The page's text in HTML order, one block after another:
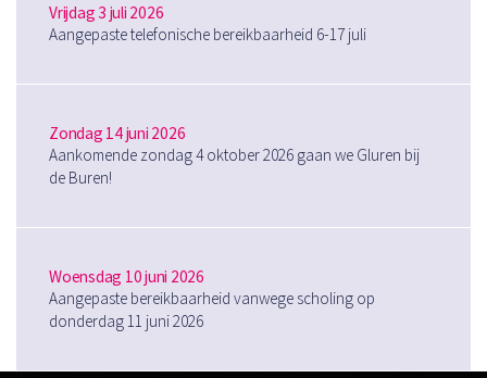
Vrijdag 3 juli 2026
Aangepaste telefonische bereikbaarheid 6-17 juli
Zondag 14 juni 2026
Aankomende zondag 4 oktober 2026 gaan we Gluren bij
de Buren!
Woensdag 10 juni 2026
Aangepaste bereikbaarheid vanwege scholing op
donderdag 11 juni 2026